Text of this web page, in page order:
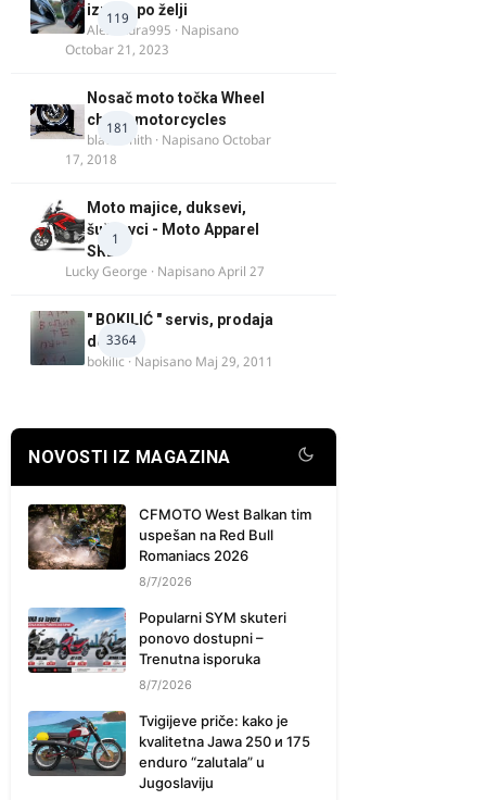
119
izrada po želji
Alexandra995 · Napisano
Octobar 21, 2023
181
Nosač moto točka Wheel
chock motorcycles
blacksmith · NapisanoOctobar
17, 2018
1
Moto majice, duksevi,
šuškavci - Moto Apparel
SRB
Lucky George · NapisanoApril 27
3364
" BOKILIĆ " servis, prodaja
delova
bokilic · Napisano Maj 29, 2011
NOVOSTI IZ MAGAZINA
CFMOTO West Balkan tim
uspešan na Red Bull
Romaniacs 2026
8/7/2026
Popularni SYM skuteri
ponovo dostupni –
Trenutna isporuka
8/7/2026
Tvigijeve priče: kako je
kvalitetna Jawa 250 и 175
enduro “zalutala” u
Jugoslaviju